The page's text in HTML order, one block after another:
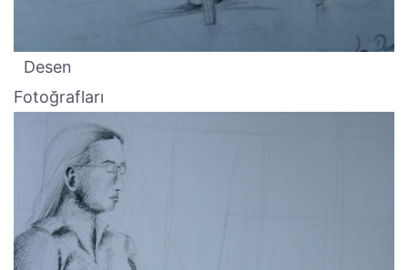
Desen
Fotoğrafları